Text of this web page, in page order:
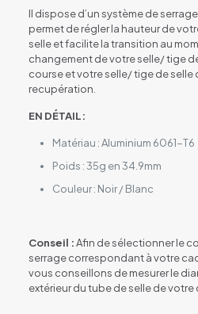
Il dispose d’un système de
permet de régler la hauteur de
selle et facilite la transition au
changement de votre selle/ tige
course et votre selle/ tige de selle
recupération.
EN DÉTAIL:
Matériau : Aluminium 6061-T6
Poids : 35g en 34.9mm
Couleur : Noir / Blanc
Conseil :Afin de sélectionner le
serrage correspondant à votre
vous conseillons de mesurer le
extérieur du tube de selle de votre